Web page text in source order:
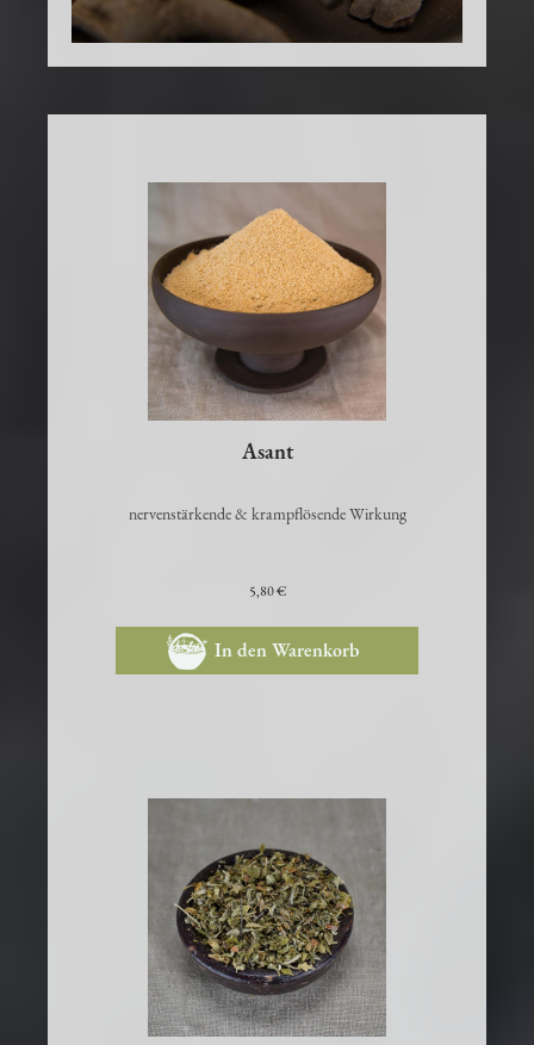
Asant
nervenstärkende & krampflösende Wirkung
5,80 €
In den Warenkorb